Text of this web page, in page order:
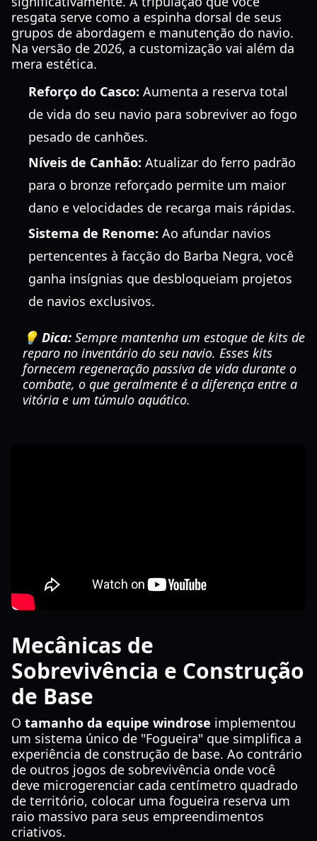
resgata serve como a espinha dorsal de seus
grupos de abordagem e manutenção do navio.
Na versão de 2026, a customização vai além da
mera estética.
Reforço do Casco: Aumenta a reserva total
de vida do seu navio para sobreviver ao fogo
pesado de canhões.
Níveis de Canhão: Atualizar do ferro padrão
para o bronze reforçado permite um maior
dano e velocidades de recarga mais rápidas.
Sistema de Renome: Ao afundar navios
pertencentes à facção do Barba Negra, você
ganha insígnias que desbloqueiam projetos
de navios exclusivos.
💡 Dica: Sempre mantenha um estoque de kits de
reparo no inventário do seu navio. Esses kits
fornecem regeneração passiva de vida durante o
combate, o que geralmente é a diferença entre a
vitória e um túmulo aquático.
Mecânicas de
Sobrevivência e Construção
de Base
O tamanho da equipe windrose implementou
um sistema único de "Fogueira" que simplifica a
experiência de construção de base. Ao contrário
de outros jogos de sobrevivência onde você
deve microgerenciar cada centímetro quadrado
de território, colocar uma fogueira reserva um
raio massivo para seus empreendimentos
criativos.